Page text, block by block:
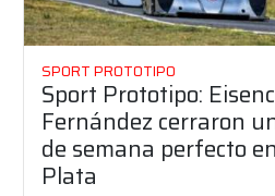
SPORT PROTOTIPO
Sport Prototipo:
Fernández cerraron
de semana perfecto
Plata